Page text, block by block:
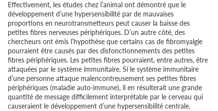
Effectivement, les études chez l’animal ont démontré que le
développement d’une hypersensibilité par de mauvaises
proportions en neurotransmetteurs peut causer la baisse des
petites fibres nerveuses périphériques. D’un autre côté, des
chercheurs ont émis l’hypothèse que certains cas de fibromyalgie
pourraient être causés par des disfonctionnements des petites
fibres périphériques. Les petites fibres pourraient, entre autres, être
attaquées par le système immunitaire. Si le système immunitaire
d’une personne attaque malencontreusement ses petites fibres
périphériques (maladie auto-immune), il en résulterait une grande
quantité de message difficilement interprétable par le cerveau qui
causeraient le développement d’une hypersensibilité centrale.